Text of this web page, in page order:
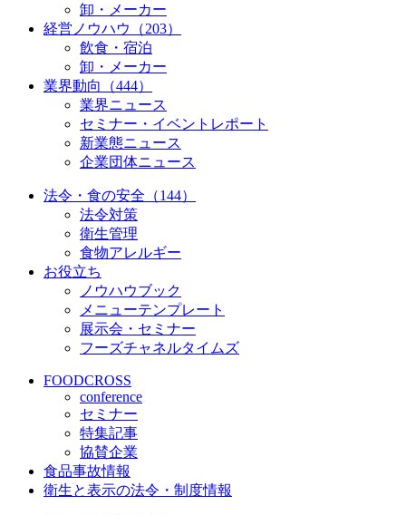
卸・メーカー
経営ノウハウ（203）
飲食・宿泊
卸・メーカー
業界動向（444）
業界ニュース
セミナー・イベントレポート
新業態ニュース
企業団体ニュース
法令・食の安全（144）
法令対策
衛生管理
食物アレルギー
お役立ち
ノウハウブック
メニューテンプレート
展示会・セミナー
フーズチャネルタイムズ
FOODCROSS
conference
セミナー
特集記事
協賛企業
食品事故情報
衛生と表示の法令・制度情報